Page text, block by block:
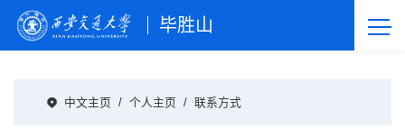
毕胜山
中文主页 / 个人主页 / 联系方式